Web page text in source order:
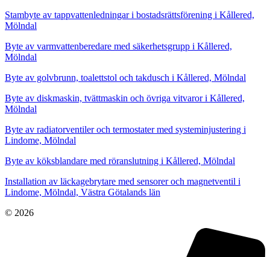
Stambyte av tappvattenledningar i bostadsrättsförening i Kållered,
Mölndal
Byte av varmvattenberedare med säkerhetsgrupp i Kållered,
Mölndal
Byte av golvbrunn, toalettstol och takdusch i Kållered, Mölndal
Byte av diskmaskin, tvättmaskin och övriga vitvaror i Kållered,
Mölndal
Byte av radiatorventiler och termostater med systeminjustering i
Lindome, Mölndal
Byte av köksblandare med röranslutning i Kållered, Mölndal
Installation av läckagebrytare med sensorer och magnetventil i
Lindome, Mölndal, Västra Götalands län
© 2026